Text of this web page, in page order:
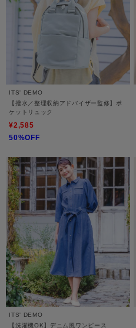
ITS' DEMO
【撥水／整理収納アドバイザー監修】ポ
ケットリュック
¥2,585
50%OFF
ITS' DEMO
【洗濯機OK】デニム風ワンピース